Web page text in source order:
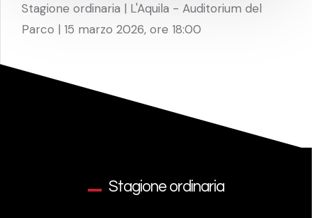
Stagione ordinaria | L'Aquila - Auditorium del
Parco | 15 marzo 2026, ore 18:00
Stagione ordinaria